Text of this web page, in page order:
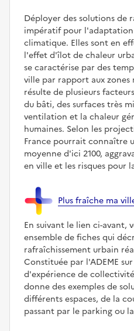
Déployer des solutions de
impératif pour
climatique. Elles sont en
l'effet d'îlot de chaleur
se caractérise par des
ville par rapport aux zones
résulte de plusieurs
du bâti, des surfaces très
ventilation et la chaleur
humaines. Selon les
France pourrait connaître
moyenne d'ici 2100,
en ville et les risques pour
Plus fraîche ma
En suivant le lien ci-avant,
ensemble de fiches qui
rafraîchissement urbain
Constituée par l'ADEME
d'expérience de
donne des exemples de
différents espaces, de la
passant par le parking ou